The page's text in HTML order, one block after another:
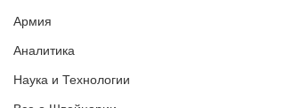
Армия
Аналитика
Наука и Технологии